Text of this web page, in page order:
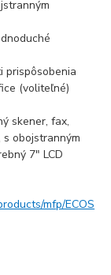
prispôsobenia
(voliteľné)
skener, fax,
obojstranným
7" LCD
mfp/ECOS